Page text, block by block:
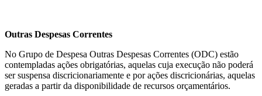
Outras Despesas Correntes
No Grupo de Despesa Outras Despesas Correntes (ODC) estão
contempladas ações obrigatórias, aquelas cuja execução não poderá
ser suspensa discricionariamente e por ações discricionárias, aquelas
geradas a partir da disponibilidade de recursos orçamentários.